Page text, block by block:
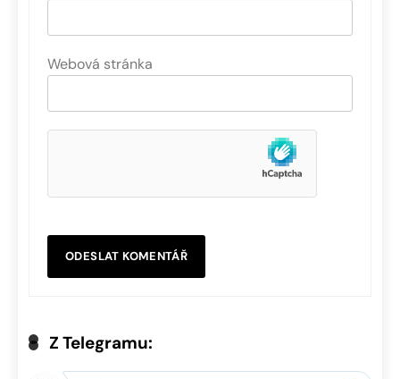
Webová stránka
Z Telegramu: